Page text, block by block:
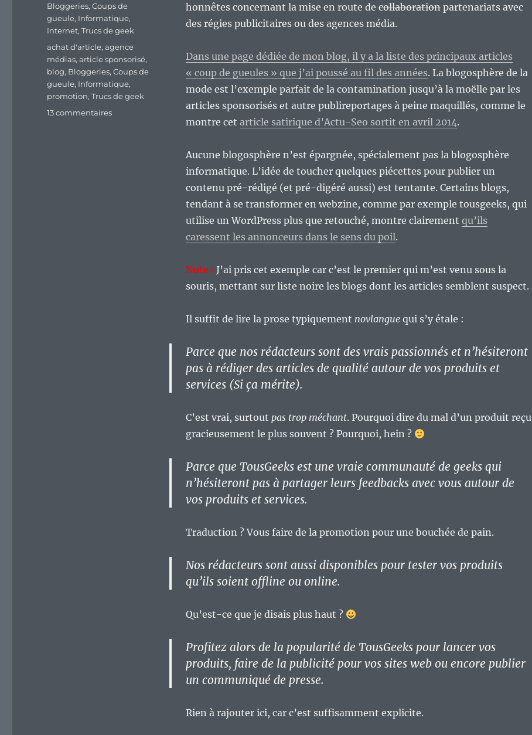
honnêtes concernant la mise en route de collaborationpartenariats avec
des régies publicitaires ou des agences média.
Dans une page dédiée de mon blog, il y a la liste des principaux articles
« coup de gueules » que j’ai poussé au fil des années. La blogosphère de la
mode est l’exemple parfait de la contamination jusqu’à la moëlle par les
articles sponsorisés et autre publireportages à peine maquillés, comme le
montre cet article satirique d’Actu-Seo sortit en avril 2014.
Aucune blogosphère n’est épargnée, spécialement pas la blogosphère
informatique. L’idée de toucher quelques piécettes pour publier un
contenu pré-rédigé (et pré-digéré aussi) est tentante. Certains blogs,
tendant à se transformer en webzine, comme par exemple tousgeeks, qui
utilise un WordPress plus que retouché, montre clairement qu’ils
caressent les annonceurs dans le sens du poil.
Note : J’ai pris cet exemple car c’est le premier qui m’est venu sous la
souris, mettant sur liste noire les blogs dont les articles semblent suspect.
Il suffit de lire la prose typiquement novlanguequi s’y étale :
Parce que nos rédacteurs sont des vrais passionnés et n’hésiteront
pas à rédiger des articles de qualité autour de vos produits et
services (Si ça mérite).
C’est vrai, surtout pas trop méchant. Pourquoi dire du mal d’un produit reçu
gracieusement le plus souvent ? Pourquoi, hein ?
Parce que TousGeeks est une vraie communauté de geeks qui
n’hésiteront pas à partager leurs feedbacks avec vous autour de
vos produits et services.
Traduction ? Vous faire de la promotion pour une bouchée de pain.
Nos rédacteurs sont aussi disponibles pour tester vos produits
qu’ils soient offline ou online.
Qu’est-ce que je disais plus haut ?
Profitez alors de la popularité de TousGeeks pour lancer vos
produits, faire de la publicité pour vos sites web ou encore publier
un communiqué de presse.
Rien à rajouter ici, car c’est suffisamment explicite.
Catégories
Bloggeries,Coups de
gueule, Informatique,
Internet,Trucs de geek
Étiquettes
achat d'article,agence
médias,article sponsorisé,
blog, Bloggeries,Coups de
gueule, Informatique,
promotion,Trucs de geek
13 commentairessur